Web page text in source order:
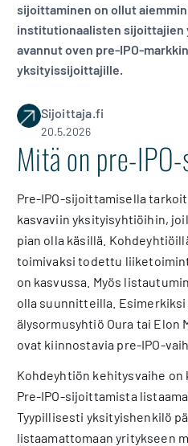
sijoittaminen on ollut
institutionaalisten sijoittajien
avannut oven pre-IPO-
yksityissijoittajille.
Sijoittaja.fi
20.5.2026
Mitä on pre-
Pre-IPO-sijoittamisella
kasvaviin yksityisyhtiöihin,
pian olla käsillä.
toimivaksi todettu
on kasvussa. Myös
olla suunnitteilla.
älysormusyhtiö Oura tai Elon
ovat kiinnostavia pre-IPO-
Kohdeyhtiön kehitysvaihe
Pre-IPO-sijoittamista
Tyypillisesti yksityishenkilö
listaamattomaan yritykseen